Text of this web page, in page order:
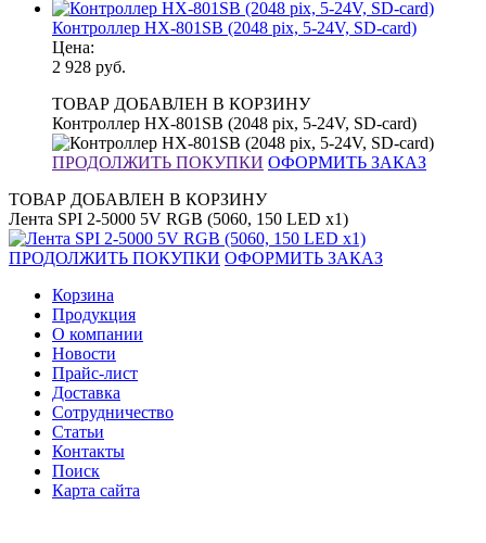
Контроллер HX-801SB (2048 pix, 5-24V, SD-card)
Цена:
2 928 руб.
ТОВАР ДОБАВЛЕН В КОРЗИНУ
Контроллер HX-801SB (2048 pix, 5-24V, SD-card)
ПРОДОЛЖИТЬ ПОКУПКИ ОФОРМИТЬ ЗАКАЗ
ТОВАР ДОБАВЛЕН В КОРЗИНУ
Лента SPI 2-5000 5V RGB (5060, 150 LED x1)
ПРОДОЛЖИТЬ ПОКУПКИ ОФОРМИТЬ ЗАКАЗ
Корзина
Продукция
О компании
Новости
Прайс-лист
Доставка
Сотрудничество
Статьи
Контакты
Поиск
Карта сайта